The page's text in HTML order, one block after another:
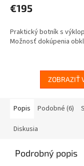
€195
Praktický botník s
Možnosť dokúpenia
ZOBRAZIŤ
Popis Podobné (6)
Diskusia
Podrobný popis